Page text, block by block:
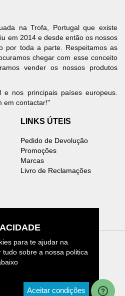
na Trofa, Portugal que existe
em 2014 e desde então os nossos
por toda a parte. Respeitamos as
chegar com esse conceito
vender os nossos produtos
e nos principais países europeus.
em contactar!"
LINKS ÚTEIS
Pedido de Devolução
Promoções
Marcas
Livro de Reclamações
Store © 2026.
REDE MÓVEL NACIONAL
para te ajudar na
sobre a nossa politica
Aceitar condições